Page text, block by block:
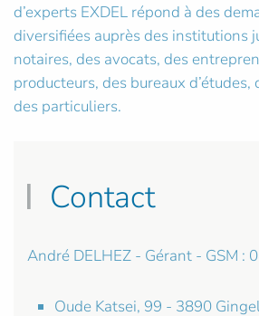
d’experts EXDEL répond à des
diversifiées auprès des institutions
notaires, des avocats, des
producteurs, des bureaux
des particuliers.
Contact
André DELHEZ - Gérant - GSM :
Oude Katsei, 99 - 3890